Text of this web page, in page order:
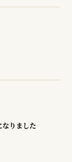
りました